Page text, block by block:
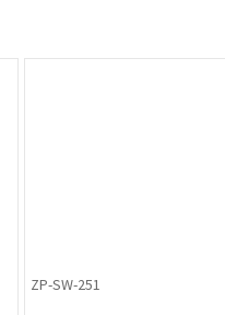
ZP-SW-251